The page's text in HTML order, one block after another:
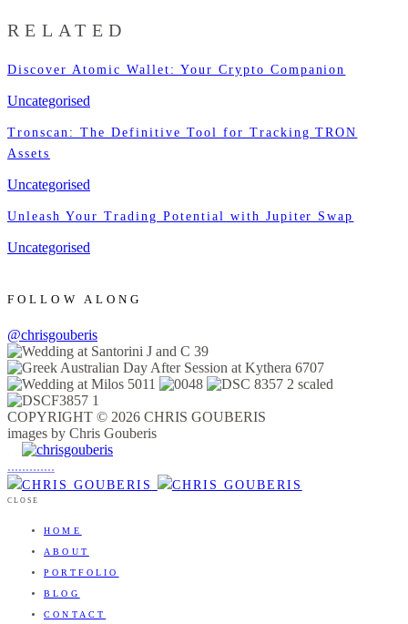
RELATED
Discover Atomic Wallet: Your Crypto Companion
Uncategorised
Tronscan: The Definitive Tool for Tracking TRON
Assets
Uncategorised
Unleash Your Trading Potential with Jupiter Swap
Uncategorised
FOLLOW ALONG
@chrisgouberis
COPYRIGHT © 2026 CHRIS GOUBERIS
images by Chris Gouberis
.............
CLOSE
HOME
ABOUT
PORTFOLIO
BLOG
CONTACT